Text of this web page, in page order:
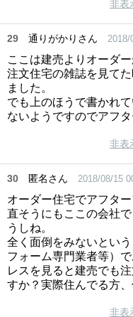
非表
29 通りがかりさん 2018/
ここは建売よりオーダ
注文住宅の雑誌を見て
ました。
でも上のほうで書かれ
ないようですのでアフ
非表
30 匿名さん 2018/08/15
オーダー住宅でアフタ
直そうにもここの会社
うしね。
全く面倒をみないとい
フォーム専門業者等）
レスを見ると建売でも
すか？実際住んでる方
非表